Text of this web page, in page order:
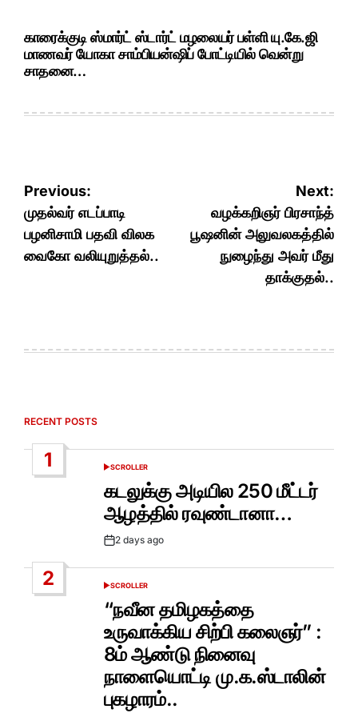
காரைக்குடி ஸ்மார்ட் ஸ்டார்ட் மழலையர் பள்ளி யு.கே.ஜி
மாணவர் யோகா சாம்பியன்ஷிப் போட்டியில் வென்று
சாதனை…
Post
navigation
Previous:
முதல்வர் எடப்பாடி
பழனிசாமி பதவி விலக
வைகோ வலியுறுத்தல்..
Next:
வழக்கறிஞர் பிரசாந்த்
பூஷனின் அலுவலகத்தில்
நுழைந்து அவர் மீது
தாக்குதல்..
RECENT POSTS
1
POSTED
SCROLLER
கடலுக்கு அடியில 250 மீட்டர்
ஆழத்தில் ரவுண்டானா…
Post2 days ago
2
POSTED
SCROLLER
“நவீன தமிழகத்தை
உருவாக்கிய சிற்பி கலைஞர்” :
8ம் ஆண்டு நினைவு
நாளையொட்டி மு.க.ஸ்டாலின்
புகழாரம்..